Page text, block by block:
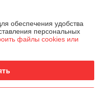
обеспечения удобства
персональных
файлы cookies или